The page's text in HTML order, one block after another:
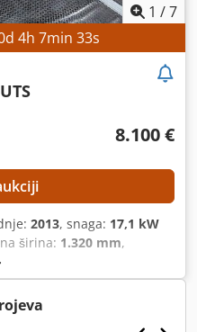
1 /7
d 4h 7min 31s
8.100 €
2013, snaga: 17,1 kW
širina: 1.320 mm,
okret/min